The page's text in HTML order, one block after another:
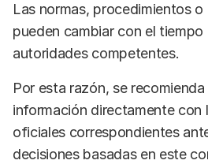
Las normas, procedimientos
pueden cambiar con el tiempo
autoridades competentes.
Por esta razón, se
información directamente con
oficiales correspondientes
decisiones basadas en este